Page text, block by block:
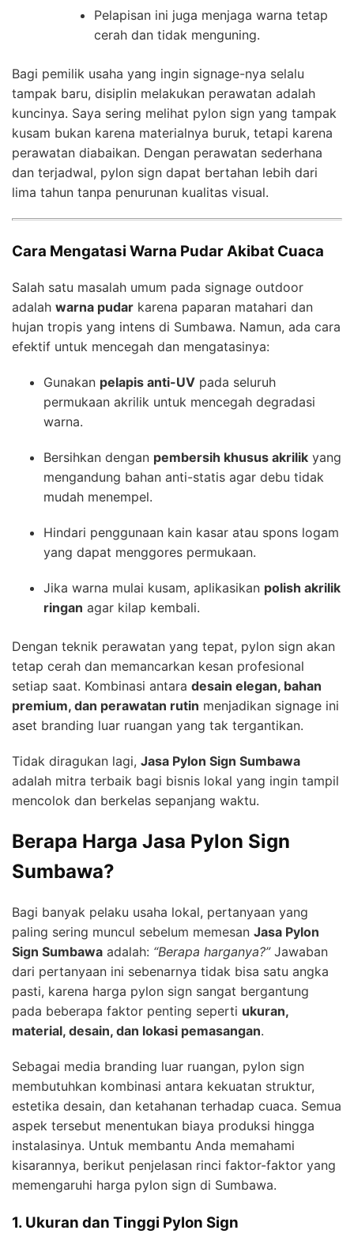
Pelapisan ini juga menjaga warna tetap
cerah dan tidak menguning.
Bagi pemilik usaha yang ingin signage-nya selalu
tampak baru, disiplin melakukan perawatan adalah
kuncinya. Saya sering melihat pylon sign yang tampak
kusam bukan karena materialnya buruk, tetapi karena
perawatan diabaikan. Dengan perawatan sederhana
dan terjadwal, pylon sign dapat bertahan lebih dari
lima tahun tanpa penurunan kualitas visual.
Cara Mengatasi Warna Pudar Akibat Cuaca
Salah satu masalah umum pada signage outdoor
adalah warna pudar karena paparan matahari dan
hujan tropis yang intens di Sumbawa. Namun, ada cara
efektif untuk mencegah dan mengatasinya:
Gunakan pelapis anti-UV pada seluruh
permukaan akrilik untuk mencegah degradasi
warna.
Bersihkan dengan pembersih khusus akrilik yang
mengandung bahan anti-statis agar debu tidak
mudah menempel.
Hindari penggunaan kain kasar atau spons logam
yang dapat menggores permukaan.
Jika warna mulai kusam, aplikasikan polish akrilik
ringan agar kilap kembali.
Dengan teknik perawatan yang tepat, pylon sign akan
tetap cerah dan memancarkan kesan profesional
setiap saat. Kombinasi antara desain elegan, bahan
premium, dan perawatan rutin menjadikan signage ini
aset branding luar ruangan yang tak tergantikan.
Tidak diragukan lagi, Jasa Pylon Sign Sumbawa
adalah mitra terbaik bagi bisnis lokal yang ingin tampil
mencolok dan berkelas sepanjang waktu.
Berapa Harga Jasa Pylon Sign
Sumbawa?
Bagi banyak pelaku usaha lokal, pertanyaan yang
paling sering muncul sebelum memesan Jasa Pylon
Sign Sumbawa adalah: “Berapa harganya?”Jawaban
dari pertanyaan ini sebenarnya tidak bisa satu angka
pasti, karena harga pylon sign sangat bergantung
pada beberapa faktor penting seperti ukuran,
material, desain, dan lokasi pemasangan.
Sebagai media branding luar ruangan, pylon sign
membutuhkan kombinasi antara kekuatan struktur,
estetika desain, dan ketahanan terhadap cuaca. Semua
aspek tersebut menentukan biaya produksi hingga
instalasinya. Untuk membantu Anda memahami
kisarannya, berikut penjelasan rinci faktor-faktor yang
memengaruhi harga pylon sign di Sumbawa.
1. Ukuran dan Tinggi Pylon Sign